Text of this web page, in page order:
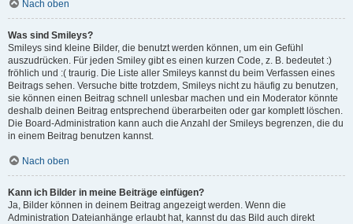
Nach oben
Was sind Smileys?
Smileys sind kleine Bilder, die benutzt werden können, um ein Gefühl
auszudrücken. Für jeden Smiley gibt es einen kurzen Code, z. B. bedeutet :)
fröhlich und :( traurig. Die Liste aller Smileys kannst du beim Verfassen eines
Beitrags sehen. Versuche bitte trotzdem, Smileys nicht zu häufig zu benutzen,
sie können einen Beitrag schnell unlesbar machen und ein Moderator könnte
deshalb deinen Beitrag entsprechend überarbeiten oder gar komplett löschen.
Die Board-Administration kann auch die Anzahl der Smileys begrenzen, die du
in einem Beitrag benutzen kannst.
Nach oben
Kann ich Bilder in meine Beiträge einfügen?
Ja, Bilder können in deinem Beitrag angezeigt werden. Wenn die
Administration Dateianhänge erlaubt hat, kannst du das Bild auch direkt